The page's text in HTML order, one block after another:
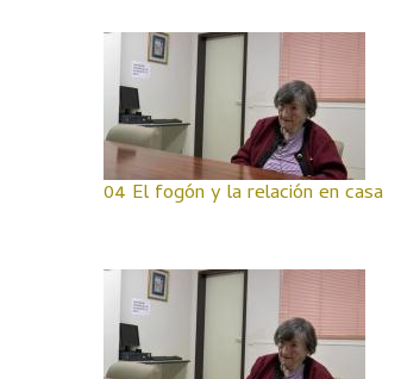
04 El fogón y la relación en casa